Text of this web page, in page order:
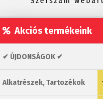
Akciós termékeink
✔ ÚJDONSÁGOK ✔
Alkatrészek, Tartozékok